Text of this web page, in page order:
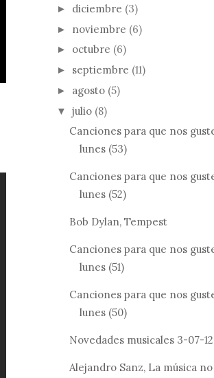
► diciembre (3)
► noviembre (6)
► octubre (6)
► septiembre (11)
► agosto (5)
▼ julio (8)
Canciones para que nos
lunes (53)
Canciones para que nos
lunes (52)
Bob Dylan, Tempest
Canciones para que nos
lunes (51)
Canciones para que nos
lunes (50)
Novedades musicales 3-07-12
Alejandro Sanz, La música no